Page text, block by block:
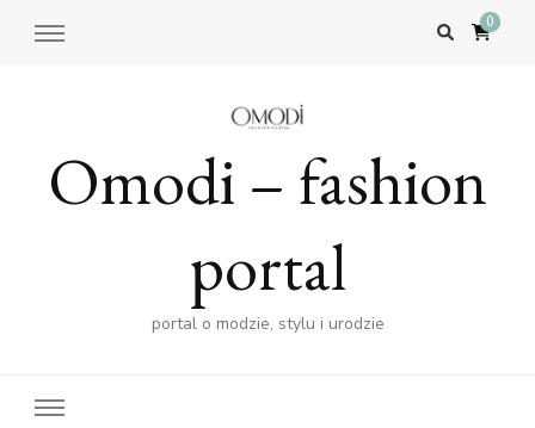
0
Omodi – fashion
portal
portal o modzie, stylu i urodzie